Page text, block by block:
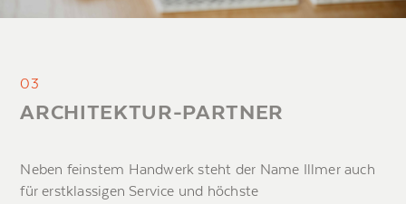
03
ARCHITEKTUR-PARTNER
Neben feinstem Handwerk steht der Name Illmer auch
für erstklassigen Service und höchste